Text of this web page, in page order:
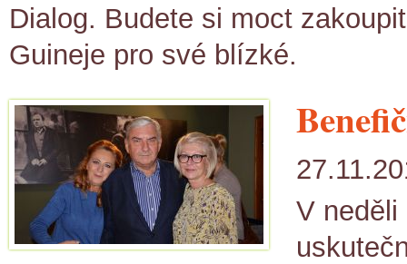
Dialog. Budete si moct
Guineje pro své blízké.
V neděli